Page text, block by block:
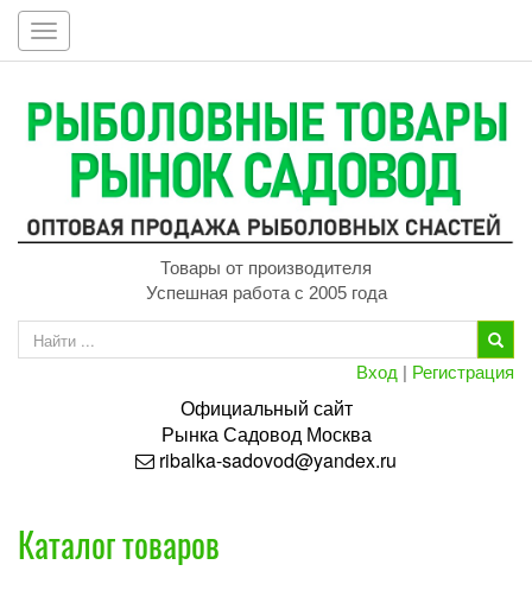
Toggle
navigation
Товары от производителя
Успешная работа с 2005 года
Вход | Регистрация
Официальный сайт
РынкаСадовод Москва
ribalka-sadovod@yandex.ru
Каталог товаров